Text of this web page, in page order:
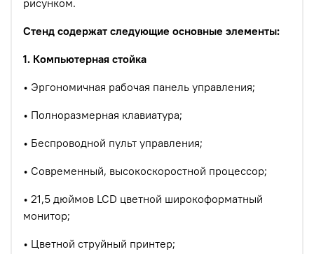
рисунком.
Стенд содержат следующие основные элементы:
1. Компьютерная стойка
• Эргономичная рабочая панель управления;
• Полноразмерная клавиатура;
• Беспроводной пульт управления;
• Современный, высокоскоростной процессор;
• 21,5 дюймов LCD цветной широкоформатный
монитор;
• Цветной струйный принтер;